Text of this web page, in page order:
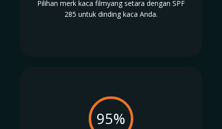
Pilihan merk kaca filmyang setara dengan SPF
285 untuk dinding kaca Anda.
95%